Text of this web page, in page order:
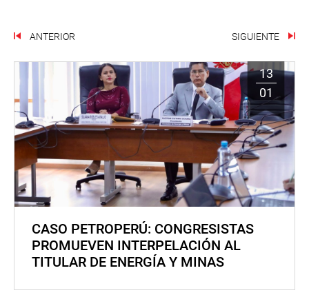
ANTERIOR SIGUIENTE
13
01
CASO PETROPERÚ: CONGRESISTAS
PROMUEVEN INTERPELACIÓN AL
TITULAR DE ENERGÍA Y MINAS